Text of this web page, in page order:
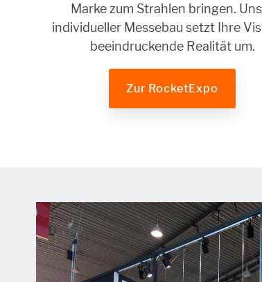
Marke zum Strahlen bringen.
individueller Messebau setzt Ihre
beeindruckende Realität um.
Zur RocketExpo